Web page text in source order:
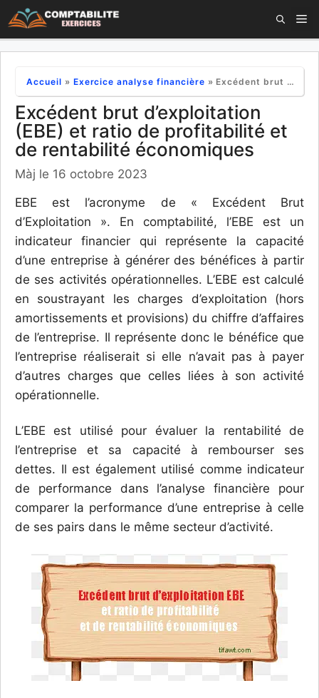
Aller
au
Accueil » Exercice analyse financière » Excédent brut d’exploitation (EBE) et ratio de profitabilité et de rentabilité économiques
Excédent brut d’exploitation
(EBE) et ratio de profitabilité et
de rentabilité économiques
Màj le 16 octobre 2023
EBE est l’acronyme de « Excédent Brut
d’Exploitation ». En comptabilité, l’EBE est un
indicateur financier qui représente la capacité
d’une entreprise à générer des bénéfices à partir
de ses activités opérationnelles. L’EBE est calculé
en soustrayant les charges d’exploitation (hors
amortissements et provisions) du chiffre d’affaires
de l’entreprise. Il représente donc le bénéfice que
l’entreprise réaliserait si elle n’avait pas à payer
d’autres charges que celles liées à son activité
opérationnelle.
L’EBE est utilisé pour évaluer la rentabilité de
l’entreprise et sa capacité à rembourser ses
dettes. Il est également utilisé comme indicateur
de performance dans l’analyse financière pour
comparer la performance d’une entreprise à celle
de ses pairs dans le même secteur d’activité.